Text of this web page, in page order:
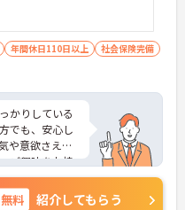
年間休日110日以上
社会保険完備
かりしている
でも、安心し
や意欲さえあ
ご興味をお持
トをお伝えし
いませ。
無料 紹介してもらう